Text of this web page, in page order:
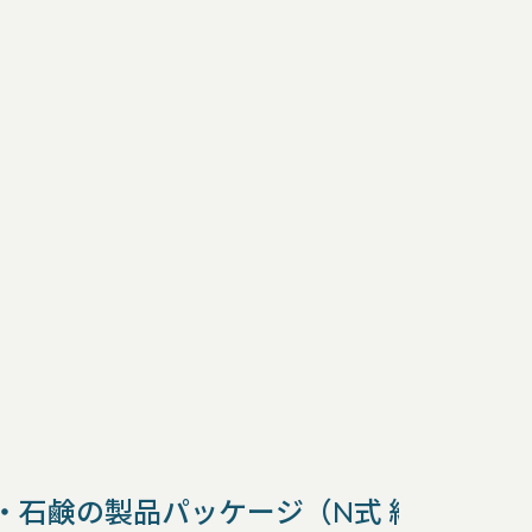
石鹸の製品パッケージ（N式 組み立て